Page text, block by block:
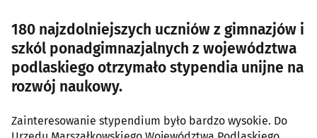
180 najzdolniejszych uczniów z gimnazjów i
szkól ponadgimnazjalnych z województwa
podlaskiego otrzymało stypendia unijne na
rozwój naukowy.
Zainteresowanie stypendium było bardzo wysokie. Do